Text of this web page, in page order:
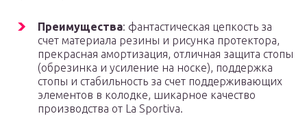
Преимущества: фантастическая цепкость за
счет материала резины и рисунка протектора,
прекрасная амортизация, отличная защита стопы
(обрезинка и усиление на носке), поддержка
стопы и стабильность за счет поддерживающих
элементов в колодке, шикарное качество
производства от La Sportiva.